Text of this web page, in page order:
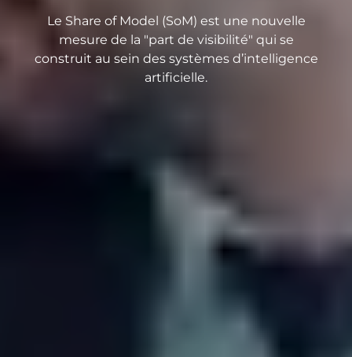
Le Share of Model (SoM) est une nouvelle
mesure de la "part de visibilité" qui se
construit au sein des systèmes d’intelligence
artificielle.